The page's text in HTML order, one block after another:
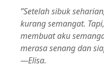
”Setelah sibuk
kurang semangat.
membuat aku
merasa senang dan
—Elisa.